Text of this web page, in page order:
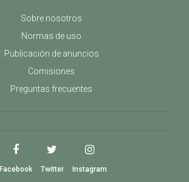
Sobre nosotros
Normas de uso
Publicación de anuncios
Comisiones
Preguntas frecuentes
Facebook Twitter Instagram